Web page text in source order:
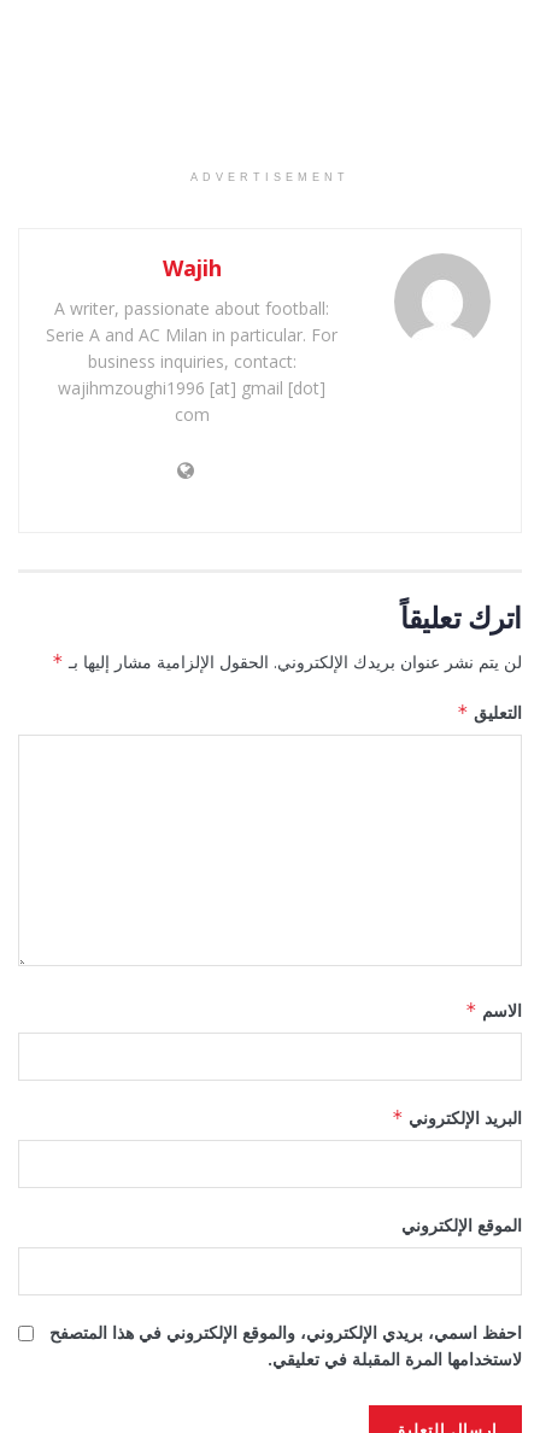
ADVERTISEMENT
Wajih
A writer, passionate about football:
Serie A and AC Milan in particular. For
business inquiries, contact:
wajihmzoughi1996 [at] gmail [dot]
com
اترك تعليقاً
لن يتم نشر عنوان بريدك الإلكتروني. الحقول الإلزامية مشار إليها بـ *
التعليق *
الاسم *
البريد الإلكتروني *
الموقع الإلكتروني
احفظ اسمي، بريدي الإلكتروني، والموقع الإلكتروني في هذا المتصفح
لاستخدامها المرة المقبلة في تعليقي.